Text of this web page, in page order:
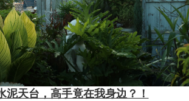
泥天台，高手竟在我身边？！